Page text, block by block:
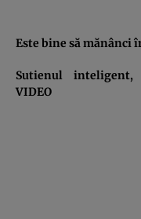
Este bine să mănânci
Sutienul inteligent,
VIDEO